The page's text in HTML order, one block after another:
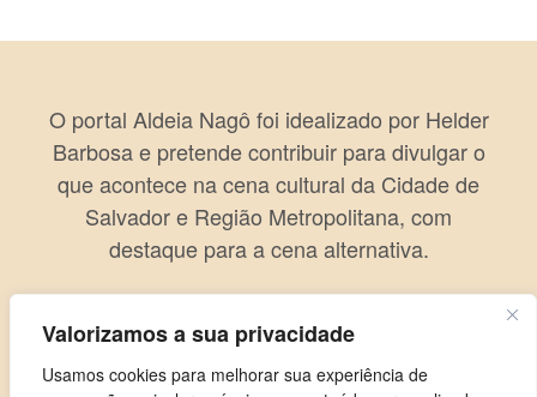
Valorizamos a sua privacidade
Usamos cookies para melhorar sua experiência de
O portal Aldeia Nagô foi idealizado por Helder
Barbosa e pretende contribuir para divulgar o
que acontece na cena cultural da Cidade de
Salvador e Região Metropolitana, com
destaque para a cena alternativa.